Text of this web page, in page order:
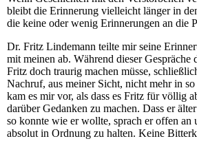
bleibt die Erinnerung vielleicht länger in
die keine oder wenig Erinnerungen an die
Dr. Fritz Lindemann teilte mir seine
mit meinen ab. Während dieser Gespräche
Fritz doch traurig machen müsse,
Nachruf, aus meiner Sicht, nicht mehr in
kam es mir vor, als dass es Fritz für völlig
darüber Gedanken zu machen. Dass er
so konnte wie er wollte, sprach er offen an
absolut in Ordnung zu halten. Keine